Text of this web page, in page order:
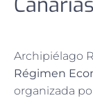
Archipiélago
Régimen
organizada